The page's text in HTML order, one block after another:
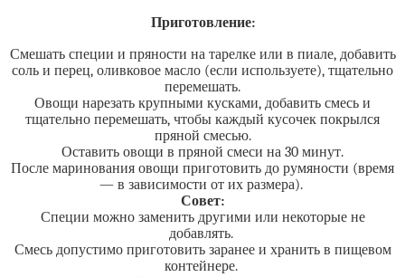
Приготовление:
Смешать специи и пряности на тарелке или в пиале, добавить
соль и перец, оливковое масло (если используете), тщательно
перемешать.
Овощи нарезать крупными кусками, добавить смесь и
тщательно перемешать, чтобы каждый кусочек покрылся
пряной смесью.
Оставить овощи в пряной смеси на 30 минут.
После маринования овощи приготовить до румяности (время
— в зависимости от их размера).
Совет:
Специи можно заменить другими или некоторые не
добавлять.
Смесь допустимо приготовить заранее и хранить в пищевом
контейнере.